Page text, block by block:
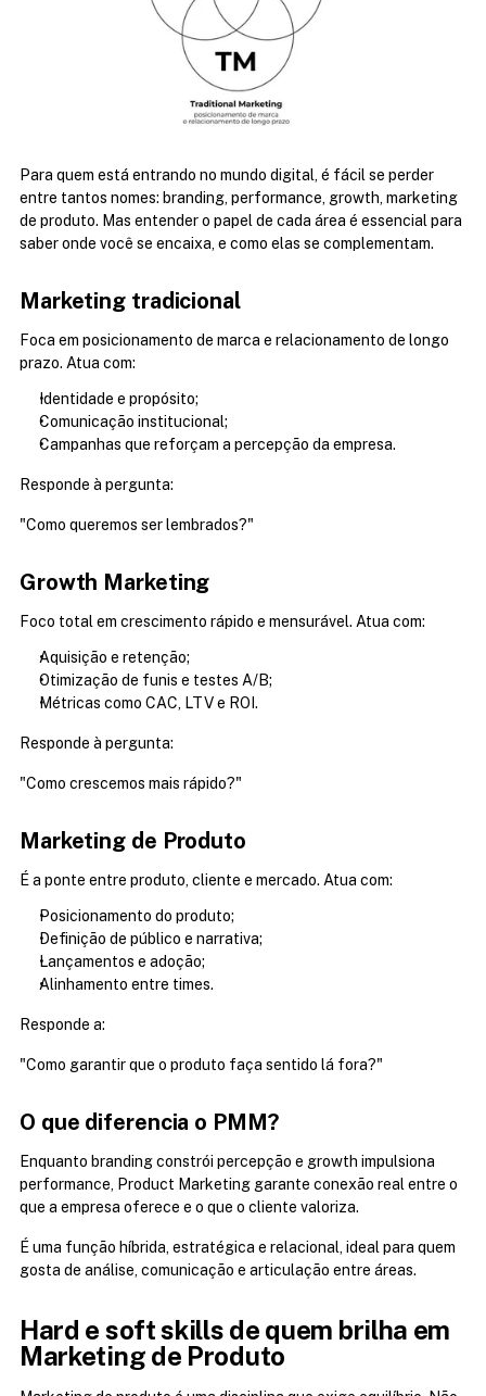
Para quem está entrando no mundo digital, é fácil se perder
entre tantos nomes: branding, performance, growth, marketing
de produto. Mas entender o papel de cada área é essencial para
saber onde você se encaixa, e como elas se complementam.
Marketing tradicional
Foca em posicionamento de marca e relacionamento de longo
prazo. Atua com:
Identidade e propósito;
Comunicação institucional;
Campanhas que reforçam a percepção da empresa.
Responde à pergunta:
"Como queremos ser lembrados?"
Growth Marketing
Foco total em crescimento rápido e mensurável. Atua com:
Aquisição e retenção;
Otimização de funis e testes A/B;
Métricas como CAC, LTV e ROI.
Responde à pergunta:
"Como crescemos mais rápido?"
Marketing de Produto
É a ponte entre produto, cliente e mercado. Atua com:
Posicionamento do produto;
Definição de público e narrativa;
Lançamentos e adoção;
Alinhamento entre times.
Responde a:
"Como garantir que o produto faça sentido lá fora?"
O que diferencia o PMM?
Enquanto branding constrói percepção e growth impulsiona
performance, Product Marketing garante conexão real entre o
que a empresa oferece e o que o cliente valoriza.
É uma função híbrida, estratégica e relacional, ideal para quem
gosta de análise, comunicação e articulação entre áreas.
Hard e soft skills de quem brilha em
Marketing de Produto